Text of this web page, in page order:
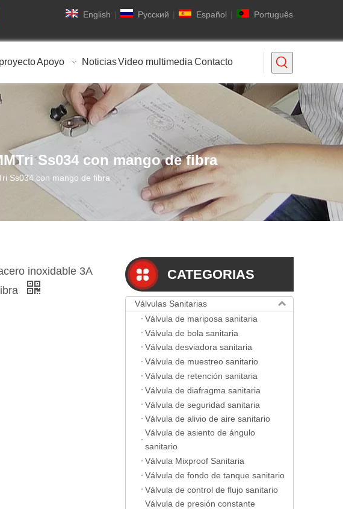
English | Pусский | Español | Português
Apoyo NoticiasVideo multimedia Contacto
Ss034 con mango de fibra
Ss034 con mango de fibra
inoxidable 3A
CATEGORIAS
Válvulas Sanitarias
Válvula de mariposa sanitaria
Válvula de bola sanitaria
Válvula desviadora sanitaria
Válvula de muestreo sanitario
Válvula de retención sanitaria
Válvula de diafragma sanitaria
Válvula de seguridad sanitaria
Válvula de alivio de aire sanitario
Válvula de asiento de ángulo
sanitario
Válvula Mixproof Sanitaria
Válvula de fondo de tanque sanitario
Válvula de control de flujo sanitario
Válvula de presión constante